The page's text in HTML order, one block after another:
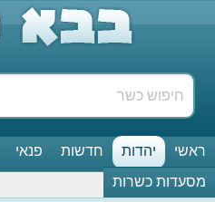
ראשי יהדות חדשות פנאי
מסעדות כשרות